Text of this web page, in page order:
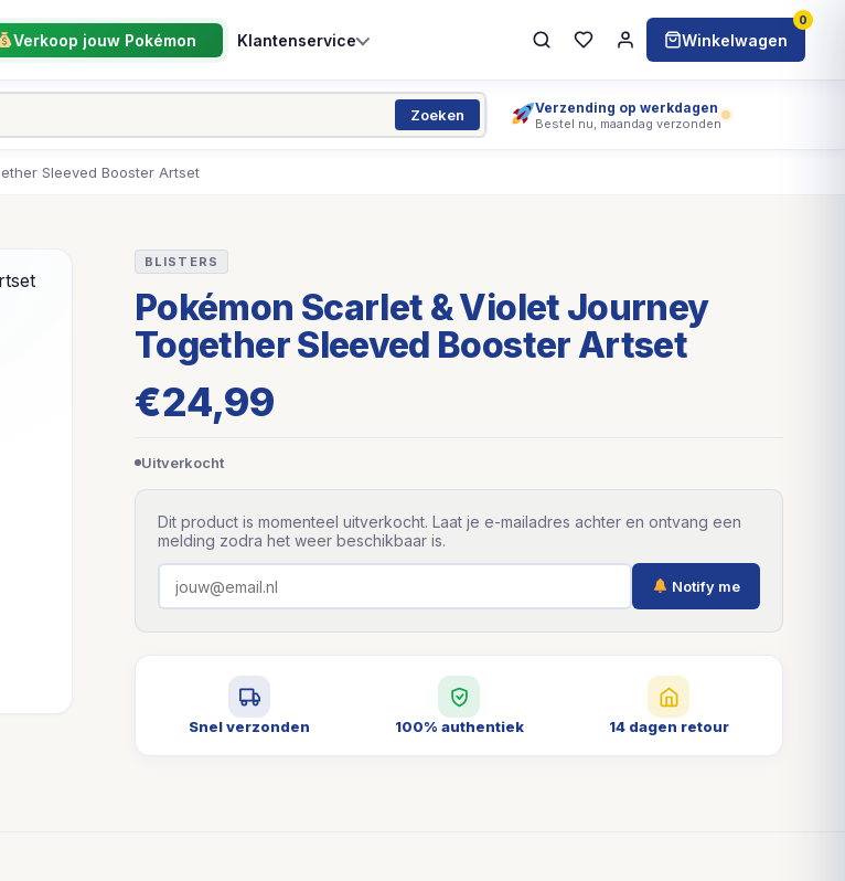
Verkoop jouw Pokémon Klantenservice Winkelwagen
0
Zoeken Verzending op werkdagen
Bestel nu, maandag verzonden
Sleeved Booster Artset
BLISTERS
Pokémon Scarlet & Violet Journey
Together Sleeved Booster Artset
€24,99
Uitverkocht
Dit product is momenteel uitverkocht. Laat je e-mailadres achter en ontvang een
melding zodra het weer beschikbaar is.
Notify me
Snel verzonden 100% authentiek 14 dagen retour